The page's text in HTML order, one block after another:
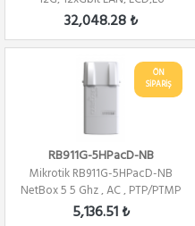
Firewall /...
32,048.28 ₺
ÖN
SİPARİŞ
RB911G-5HPacD-NB
Mikrotik RB911G-5HPacD-NB
NetBox 5 5 Ghz , AC , PTP/PTMP
,L4
5,136.51 ₺